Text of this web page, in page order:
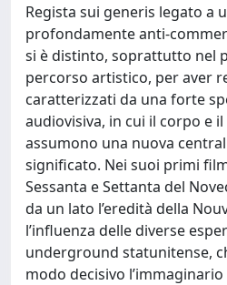
Regista sui generis legato a
profondamente anti-
si è distinto, soprattutto nel
percorso artistico, per aver
caratterizzati da una forte
audiovisiva, in cui il corpo e
assumono una nuova
significato. Nei suoi primi
Sessanta e Settanta del
da un lato l’eredità della
l’influenza delle diverse
underground statunitense,
modo decisivo